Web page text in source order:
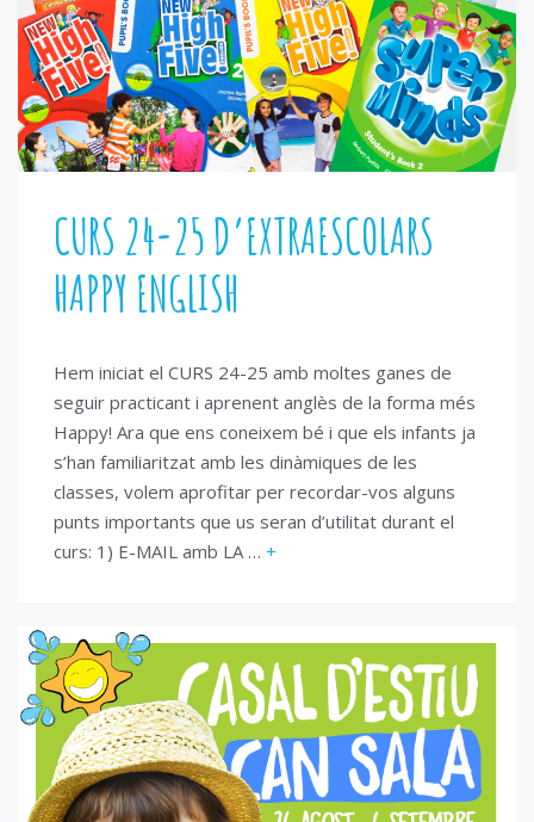
CURS 24-25 D’EXTRAESCOLARS
HAPPY ENGLISH
Hem iniciat el CURS 24-25 amb moltes ganes de
seguir practicant i aprenent anglès de la forma més
Happy! Ara que ens coneixem bé i que els infants ja
s’han familiaritzat amb les dinàmiques de les
classes, volem aprofitar per recordar-vos alguns
punts importants que us seran d’utilitat durant el
curs: 1) E-MAIL amb LA … +